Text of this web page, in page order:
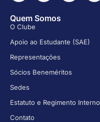
Quem Somos
O Clube
Apoio ao Estudante (SAE)
Representações
Sócios Beneméritos
Sedes
Estatuto e Regimento Interno
Contato